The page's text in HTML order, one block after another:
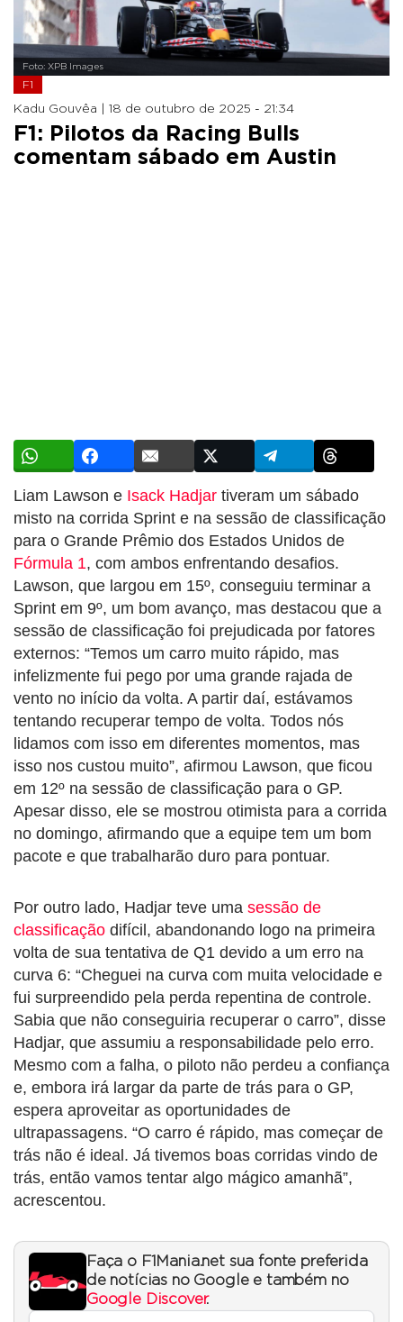
Foto: XPB Images
F1
Kadu Gouvêa | 18 de outubro de 2025 - 21:34
F1: Pilotos da Racing Bulls
comentam sábado em Austin
Liam Lawson e Isack Hadjar tiveram um sábado
misto na corrida Sprint e na sessão de classificação
para o Grande Prêmio dos Estados Unidos de
Fórmula 1, com ambos enfrentando desafios.
Lawson, que largou em 15º, conseguiu terminar a
Sprint em 9º, um bom avanço, mas destacou que a
sessão de classificação foi prejudicada por fatores
externos: “Temos um carro muito rápido, mas
infelizmente fui pego por uma grande rajada de
vento no início da volta. A partir daí, estávamos
tentando recuperar tempo de volta. Todos nós
lidamos com isso em diferentes momentos, mas
isso nos custou muito”, afirmou Lawson, que ficou
em 12º na sessão de classificação para o GP.
Apesar disso, ele se mostrou otimista para a corrida
no domingo, afirmando que a equipe tem um bom
pacote e que trabalharão duro para pontuar.
Por outro lado, Hadjar teve uma sessão de
classificação difícil, abandonando logo na primeira
volta de sua tentativa de Q1 devido a um erro na
curva 6: “Cheguei na curva com muita velocidade e
fui surpreendido pela perda repentina de controle.
Sabia que não conseguiria recuperar o carro”, disse
Hadjar, que assumiu a responsabilidade pelo erro.
Mesmo com a falha, o piloto não perdeu a confiança
e, embora irá largar da parte de trás para o GP,
espera aproveitar as oportunidades de
ultrapassagens. “O carro é rápido, mas começar de
trás não é ideal. Já tivemos boas corridas vindo de
trás, então vamos tentar algo mágico amanhã”,
acrescentou.
Faça o F1Mania.net sua fonte preferida
de notícias no Google e também no
Google Discover.